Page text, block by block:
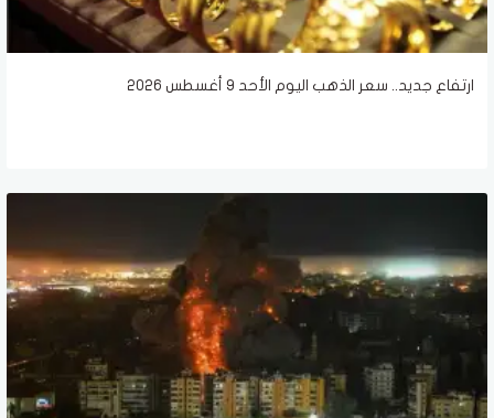
ارتفاع جديد.. سعر الذهب اليوم الأحد 9 أغسطس 2026